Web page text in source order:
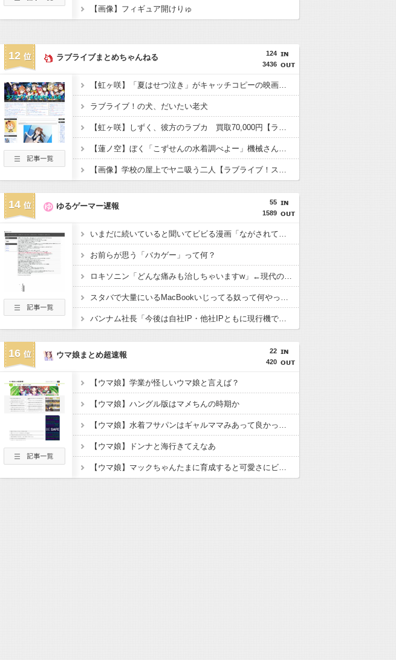
【画像】フィギュア開けりゅ
12
124
3436
ラブライブまとめちゃんねる
【虹ヶ咲】「夏はせつ泣き」がキャッチコピーの映画【ラブライブ！】
ラブライブ！の犬、だいたい老犬
【虹ヶ咲】しずく、彼方のラブカ 買取70,000円【ラブライブ！】
【蓮ノ空】ぼく「こずせんの水着調べよー」機械さん「！」ｼｭﾊﾞﾊﾞﾊﾞﾊﾞ【ラブライブ！】
【画像】学校の屋上でヤニ吸う二人【ラブライブ！スーパースター!!】
14
55
1589
ゆるゲーマー遅報
いまだに続いていると聞いてビビる漫画「ながされて藍蘭島」「咲」「らき☆すた」
お前らが思う「バカゲー」って何？
ロキソニン「どんな痛みも治しちゃいますw」←現代のエリクサーやろ…
スタバで大量にいるMacBookいじってる奴って何やってんの？
バンナム社長「今後は自社IP・他社IPともに現行機で遊べない名作を積極的にリマスターしていく」
16
22
420
ウマ娘まとめ超速報
【ウマ娘】学業が怪しいウマ娘と言えば？
【ウマ娘】ハングル版はマメちんの時期か
【ウマ娘】水着フサパンはギャルママみあって良かったから引く
【ウマ娘】ドンナと海行きてえなあ
【ウマ娘】マックちゃんたまに育成すると可愛さにビビるんだよね